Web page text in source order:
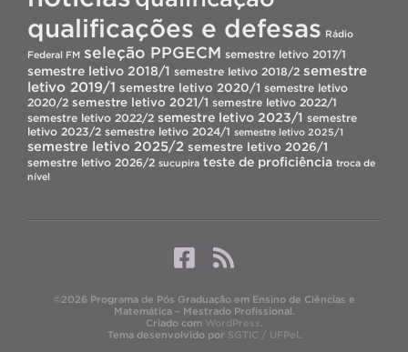
qualificações e defesas Rádio
Federal FM seleção PPGECM semestre letivo 2017/1
semestre letivo 2018/1 semestre letivo 2018/2 semestre
letivo 2019/1 semestre letivo 2020/1 semestre letivo
2020/2 semestre letivo 2021/1 semestre letivo 2022/1
semestre letivo 2022/2 semestre letivo 2023/1 semestre
letivo 2023/2 semestre letivo 2024/1 semestre letivo 2025/1
semestre letivo 2025/2 semestre letivo 2026/1
semestre letivo 2026/2 sucupira teste de proficiência troca de
nível
©2026 Programa de Pós Graduação em Ensino de Ciências e
Matemática – Mestrado Profissional.
Criado com WordPress.
Tema desenvolvido por SGTIC / UFPel.